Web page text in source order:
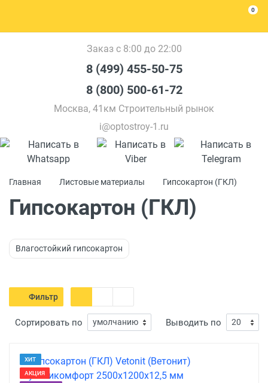
0
Заказ с 8:00 до 22:00
8 (499) 455-50-75
8 (800) 500-61-72
Москва, 41км Строительный рынок
i@optostroy-1.ru
Главная Листовые материалы Гипсокартон (ГКЛ)
Гипсокартон (ГКЛ)
Влагостойкий гипсокартон
Фильтр
Сортировать по Выводить по
ХИТ
АКЦИЯ